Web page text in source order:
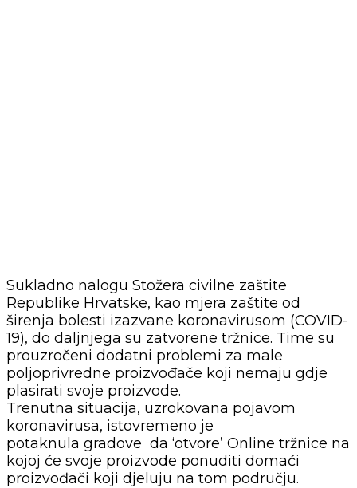
Sukladno nalogu Stožera civilne zaštite
Republike Hrvatske, kao mjera zaštite od
širenja bolesti izazvane koronavirusom (COVID-
19), do daljnjega su zatvorene tržnice. Time su
prouzročeni dodatni problemi za male
poljoprivredne proizvođače koji nemaju gdje
plasirati svoje proizvode.
Trenutna situacija, uzrokovana pojavom
koronavirusa, istovremeno je
potaknula gradove da ‘otvore’ Online tržnice na
kojoj će svoje proizvode ponuditi domaći
proizvođači koji djeluju na tom području.